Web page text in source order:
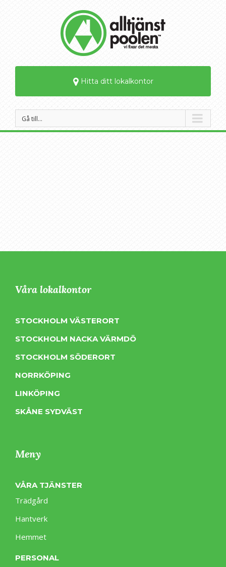
Hitta ditt lokalkontor
Gå till…
Våra lokalkontor
STOCKHOLM VÄSTERORT
STOCKHOLM NACKA VÄRMDÖ
STOCKHOLM SÖDERORT
NORRKÖPING
LINKÖPING
SKÅNE SYDVÄST
Meny
VÅRA TJÄNSTER
Trädgård
Hantverk
Hemmet
PERSONAL